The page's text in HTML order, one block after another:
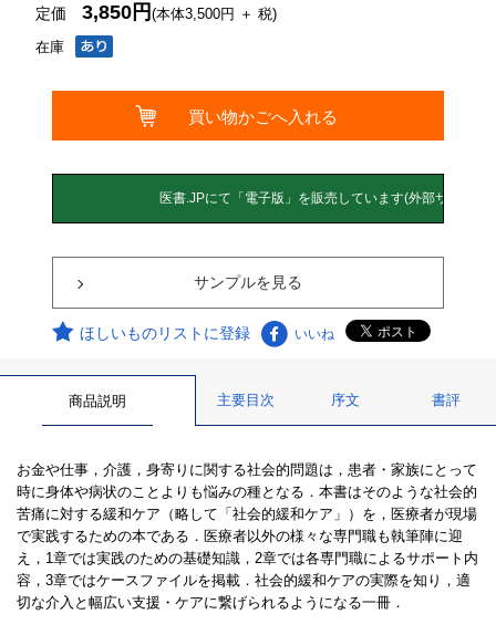
在庫
定価3,850円(本体3,500円 ＋ 税)
サンプルを見る
ほしいものリストに登録 いいね
商品説明 主要目次 序文 書評
お金や仕事，介護，身寄りに関する社会的問題は，患者・家族にとって
時に身体や病状のことよりも悩みの種となる．本書はそのような社会的
苦痛に対する緩和ケア（略して「社会的緩和ケア」）を，医療者が現場
で実践するための本である．医療者以外の様々な専門職も執筆陣に迎
え，1章では実践のための基礎知識，2章では各専門職によるサポート内
容，3章ではケースファイルを掲載．社会的緩和ケアの実際を知り，適
切な介入と幅広い支援・ケアに繋げられるようになる一冊．